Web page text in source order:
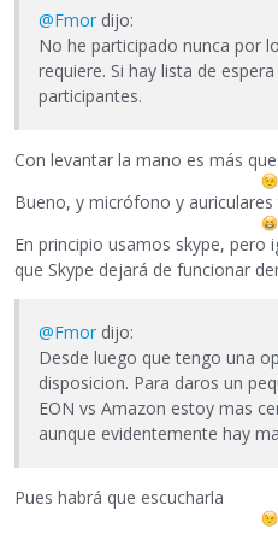
@Fmor dijo:
No he participado nunca por
requiere. Si hay lista de
participantes.
Con levantar la mano es más
Bueno, y micrófono y auriculares
En principio usamos skype, pero
que Skype dejará de funcionar
@Fmor dijo:
Desde luego que tengo una
disposicion. Para daros un
EON vs Amazon estoy mas
aunque evidentemente hay
Pues habrá que escucharla